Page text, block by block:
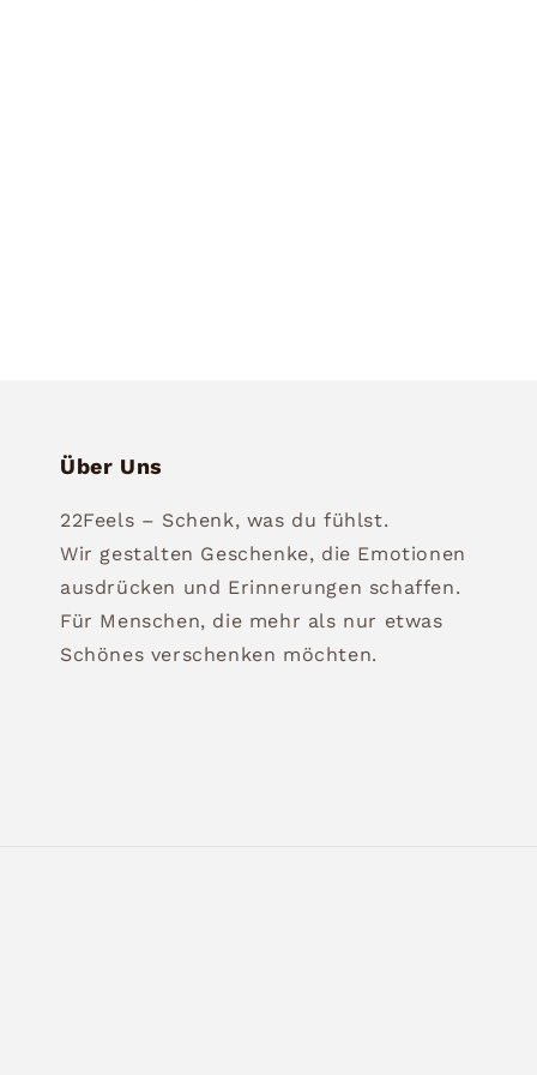
Über Uns
22Feels – Schenk, was du fühlst.
Wir gestalten Geschenke, die Emotionen
ausdrücken und Erinnerungen schaffen.
Für Menschen, die mehr als nur etwas
Schönes verschenken möchten.